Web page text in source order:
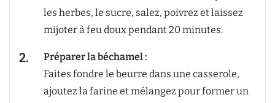
les herbes, le sucre, salez, poivrez et laissez
mijoter à feu doux pendant 20 minutes.
Préparer la béchamel :
Faites fondre le beurre dans une casserole,
ajoutez la farine et mélangez pour former un